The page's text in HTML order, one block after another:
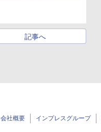
記事へ
会社概要 インプレスグループ